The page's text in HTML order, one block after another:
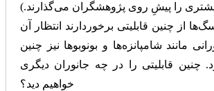
را پیشِ روی پژوهشگران می‌گذارند.)
از چنین قابلیتی برخوردارند انتظار آن
مانند شامپانزه‌ها و بونوبوها نیز چنین
چنین قابلیتی را در چه جانوران دیگری
خواهیم دید؟